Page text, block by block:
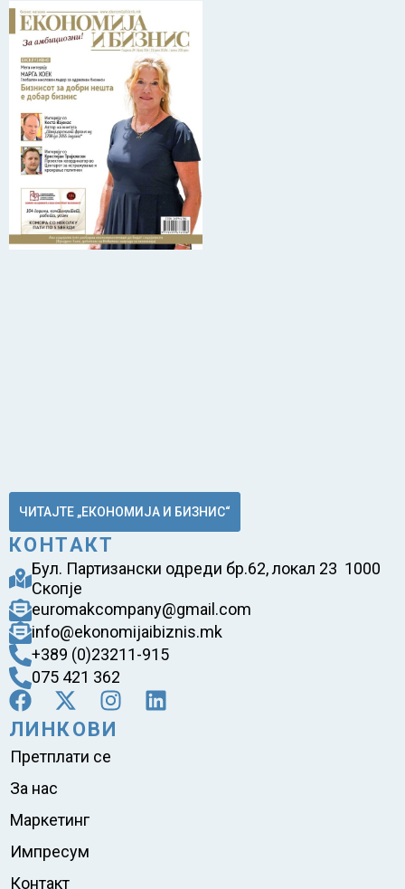
ЧИТАЈТЕ „ЕКОНОМИЈА И БИЗНИС“
КОНТАКТ
Бул. Партизански одреди бр.62, локал 23 1000
Скопје
euromakcompany@gmail.com
info@ekonomijaibiznis.mk
+389 (0)23211-915
075 421 362
ЛИНКОВИ
Претплати се
За нас
Маркетинг
Импресум
Контакт